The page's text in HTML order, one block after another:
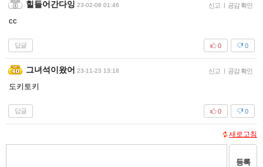
힐들어간다잉 23-02-08 01:46 신고 | 공감 확인
cc
답글 0
0
그녀석이왔어 23-11-23 13:18 신고 | 공감 확인
도키토키
답글 0
0
새로고침
등록